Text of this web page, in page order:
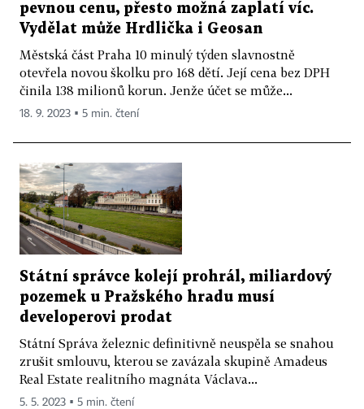
pevnou cenu, přesto možná zaplatí víc.
Vydělat může Hrdlička i Geosan
Městská část Praha 10 minulý týden slavnostně
otevřela novou školku pro 168 dětí. Její cena bez DPH
činila 138 milionů korun. Jenže účet se může...
18. 9. 2023 ▪ 5 min. čtení
Státní správce kolejí prohrál, miliardový
pozemek u Pražského hradu musí
developerovi prodat
Státní Správa železnic definitivně neuspěla se snahou
zrušit smlouvu, kterou se zavázala skupině Amadeus
Real Estate realitního magnáta Václava...
5. 5. 2023 ▪ 5 min. čtení